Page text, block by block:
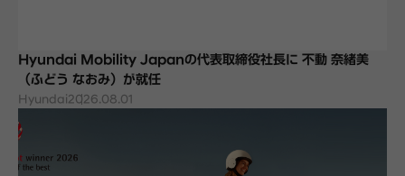
Hyundai Mobility Japanの代表取締役社長に 不動 奈緒美
（ふどう なおみ）が就任
Hyundai2026.08.01